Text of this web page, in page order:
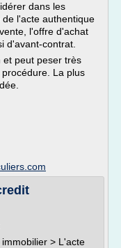
dans les
l'acte authentique
l'offre d'achat
d'avant-contrat.
et peut peser très
La plus
> L'acte